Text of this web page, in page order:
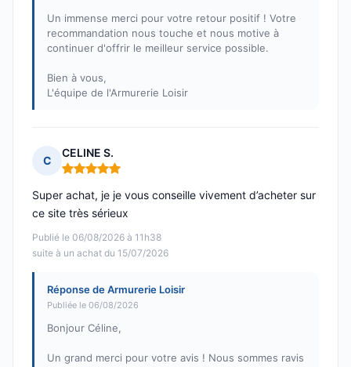
Un immense merci pour votre retour positif ! Votre
recommandation nous touche et nous motive à
continuer d'offrir le meilleur service possible.
Bien à vous,
L'équipe de l'Armurerie Loisir
C
CELINE S.
Note : 5 sur 5
Publié le 06/08/2026 à 11h38
suite à un achat du 15/07/2026
Super achat, je je vous conseille vivement d’acheter sur
ce site très sérieux
Réponse de Armurerie Loisir
Publiée le 06/08/2026
Bonjour Céline,
Un grand merci pour votre avis ! Nous sommes ravis